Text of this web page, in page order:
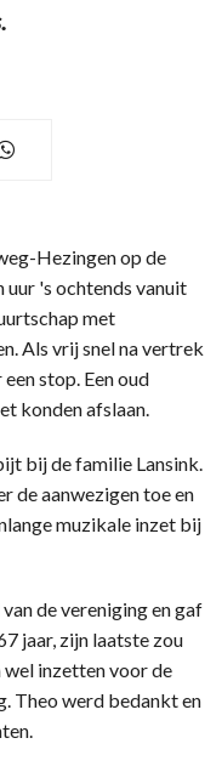
Hezingen op de
uur 's ochtends vanuit
met
Als vrij snel na vertrek
stop. Een oud
konden afslaan.
bij de familie Lansink.
de aanwezigen toe en
muzikale inzet bij
de vereniging en gaf
jaar, zijn laatste zou
inzetten voor de
Theo werd bedankt en